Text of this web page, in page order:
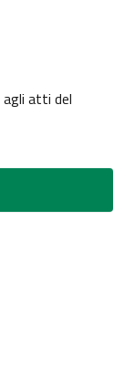
agli atti del